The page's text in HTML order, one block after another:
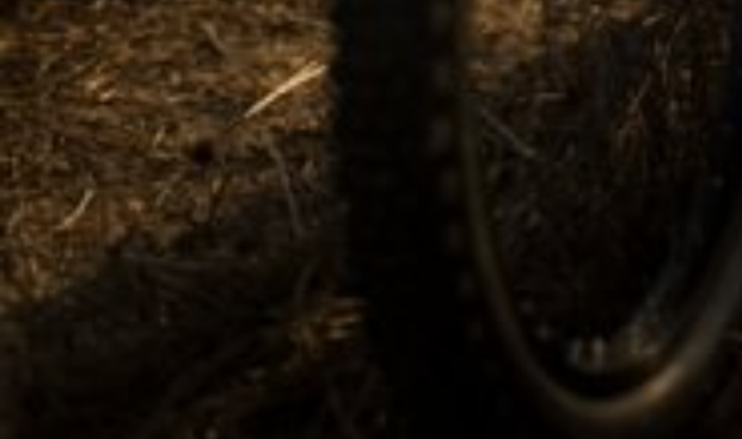
Helme /
Bekleidung
SALE
Top Artikel
Neuheiten